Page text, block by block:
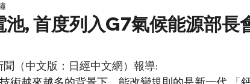
, 首度列入G7氣候能源部長
聞（中文版：日經中文網）報導: